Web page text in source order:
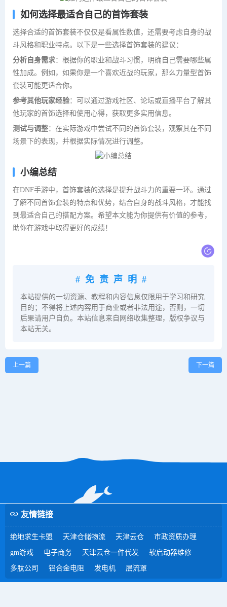
如何选择最适合自己的首饰套装
选择合适的首饰套装不仅仅是看属性数值，还需要考虑自身的战
斗风格和职业特点。以下是一些选择首饰套装的建议：
分析自身需求：根据你的职业和战斗习惯，明确自己需要哪些属
性加成。例如，如果你是一个喜欢近战的玩家，那么力量型首饰
套装可能更适合你。
参考其他玩家经验：可以通过游戏社区、论坛或直播平台了解其
他玩家的首饰选择和使用心得，获取更多实用信息。
测试与调整：在实际游戏中尝试不同的首饰套装，观察其在不同
场景下的表现，并根据实际情况进行调整。
小编总结
在DNF手游中，首饰套装的选择是提升战斗力的重要一环。通过
了解不同首饰套装的特点和优势，结合自身的战斗风格，才能找
到最适合自己的搭配方案。希望本文能为你提供有价值的参考，
助你在游戏中取得更好的成绩！
#免责声明#
本站提供的一切资源、教程和内容信息仅限用于学习和研究
目的；不得将上述内容用于商业或者非法用途，否则，一切
后果请用户自负。本站信息来自网络收集整理，版权争议与
本站无关。
上一篇 下一篇
友情链接
绝地求生卡盟 天津仓储物流 天津云仓 市政资质办理
gm游戏 电子商务 天津云仓一件代发 软启动器维修
多肽公司 铝合金电阻 发电机 层流罩